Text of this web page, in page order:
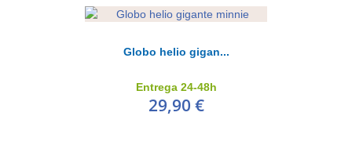
3,99 €
AÑADIR AL CARRITO
Globo helio gigan...
Entrega 24-48h
29,90 €